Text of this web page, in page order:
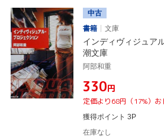
中古
書籍
文庫
インディヴィジュア
潮文庫
阿部和重
¥330円
定価より68円（17%）お
獲得ポイント 3P
在庫なし